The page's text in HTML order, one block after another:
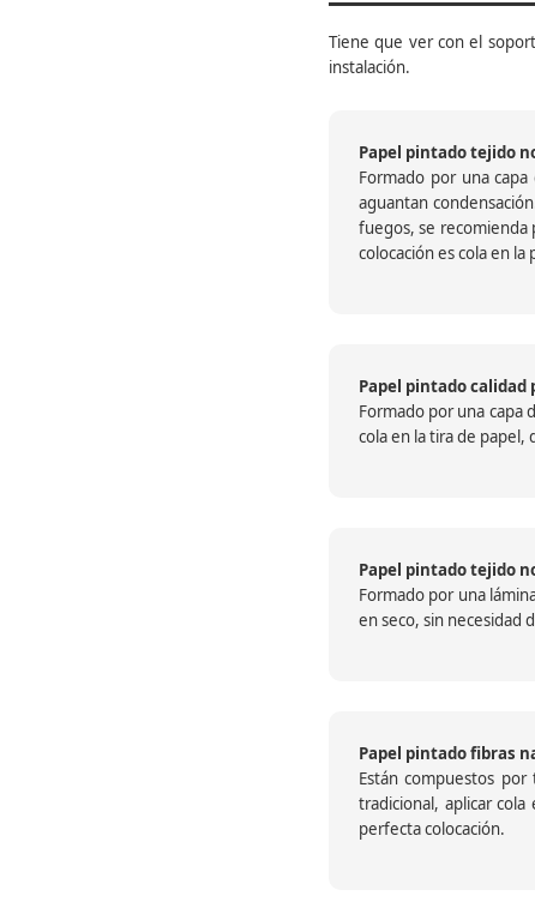
Tiene que ver con el
instalación.
Papel pintado tejido
Formado por una
aguantan
fuegos, se recomienda
colocación es cola en
Papel pintado calidad
Formado por una capa
cola en la tira de papel,
Papel pintado tejido
Formado por una
en seco, sin necesidad
Papel pintado fibras
Están compuestos
tradicional, aplicar
perfecta colocación.